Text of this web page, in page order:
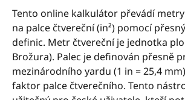
Tento online kalkulátor převádí
na palce čtvereční (in²) pomocí
definic. Metr čtvereční je jednotka
Brožura). Palec je definován přesně
mezinárodního yardu (1 in = 25,4
faktor palce čtverečního. Tento